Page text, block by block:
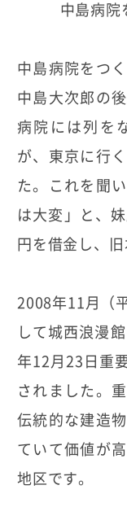
中島病院
中島病院をつ
中島大次郎の
病院には列を
が、東京に行
た。これを聞
は大変」と、
円を借金し、
2008年11月（
して城西浪漫
年12月23日重
されました。
伝統的な建造
ていて価値が
地区です。